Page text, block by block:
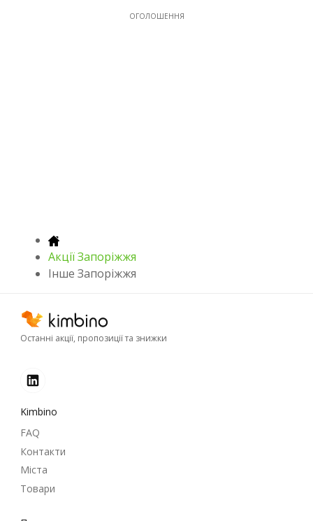
ОГОЛОШЕННЯ
Акції Запоріжжя
Інше Запоріжжя
Останні акції, пропозиції та знижки
Kimbino
FAQ
Контакти
Міста
Товари